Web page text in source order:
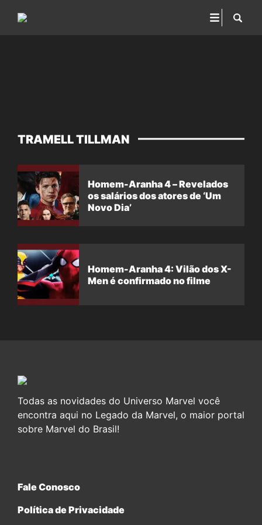
TRAMELL TILLMAN
Homem-Aranha 4 – Revelados
os salários dos atores de ‘Um
Novo Dia’
Homem-Aranha 4: Vilão dos X-
Men é confirmado no filme
Todas as novidades do Universo Marvel você
encontra aqui no Legado da Marvel, o maior portal
sobre Marvel do Brasil!
Fale Conosco
Política de Privacidade